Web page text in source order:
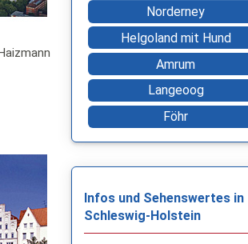
Norderney
Helgoland mit Hund
Amrum
Langeoog
Föhr
Infos und Sehenswertes in
Schleswig-Holstein